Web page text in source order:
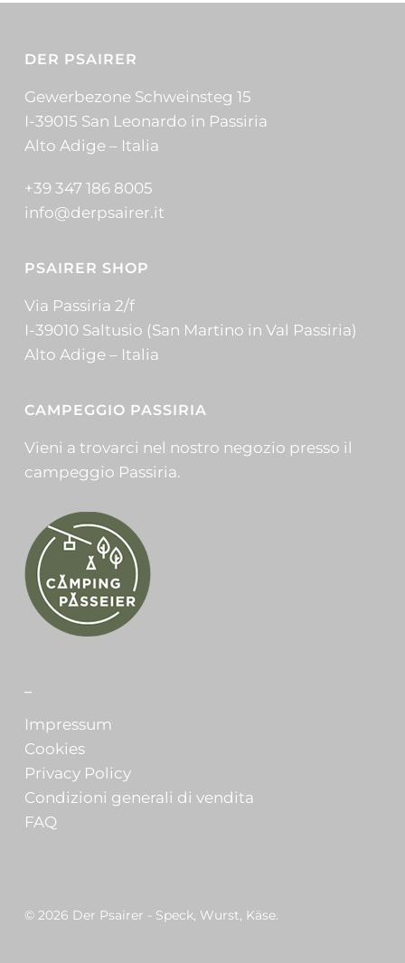
DER PSAIRER
Gewerbezone Schweinsteg 15
I-39015 San Leonardo in Passiria
Alto Adige – Italia
+39 347 186 8005
info@derpsairer.it
PSAIRER SHOP
Via Passiria 2/f
I-39010 Saltusio (San Martino in Val Passiria)
Alto Adige – Italia
CAMPEGGIO PASSIRIA
Vieni a trovarci nel nostro negozio presso il
campeggio Passiria.
Impressum
Cookies
Privacy Policy
Condizioni generali di vendita
FAQ
© 2026 Der Psairer - Speck, Wurst, Käse.